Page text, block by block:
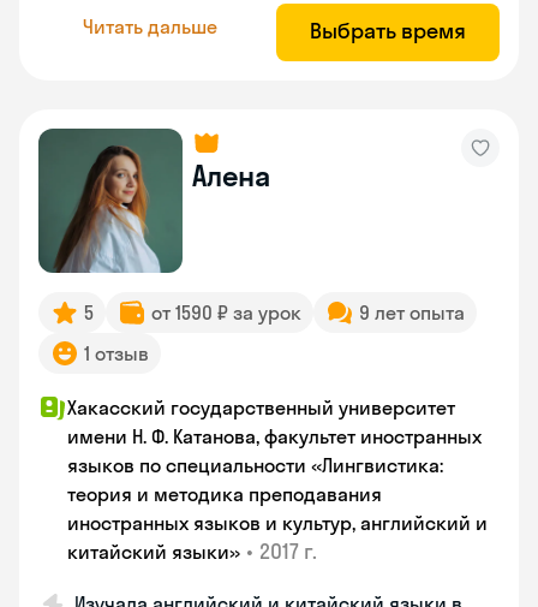
Читать дальше Выбрать время
Алена
5 от 1590 ₽ за урок
9 лет опыта
1 отзыв
Хакасский государственный университет
имени Н. Ф. Катанова, факультет иностранных
языков по специальности «Лингвистика:
теория и методика преподавания
иностранных языков и культур, английский и
китайский языки» • 2017 г.